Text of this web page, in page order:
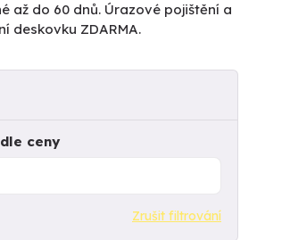
až do 60 dnů. Úrazové pojištění a
deskovku ZDARMA.
ceny
Zrušit filtrování